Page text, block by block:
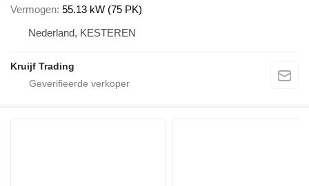
Vermogen 55.13 kW (75 PK)
Nederland, KESTEREN
Kruijf Trading